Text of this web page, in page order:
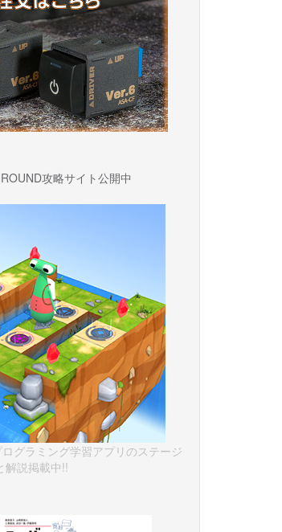
攻略サイト公開中
グラミング学習アプリのステージ
解説掲載中!!